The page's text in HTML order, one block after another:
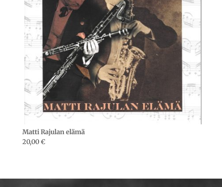
Matti Rajulan elämä
20,00€